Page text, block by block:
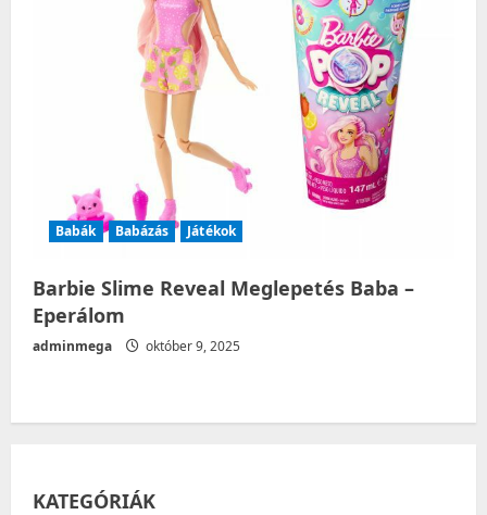
Babák Babázás Játékok
Barbie Slime Reveal Meglepetés Baba –
Eperálom
adminmega október 9, 2025
KATEGÓRIÁK